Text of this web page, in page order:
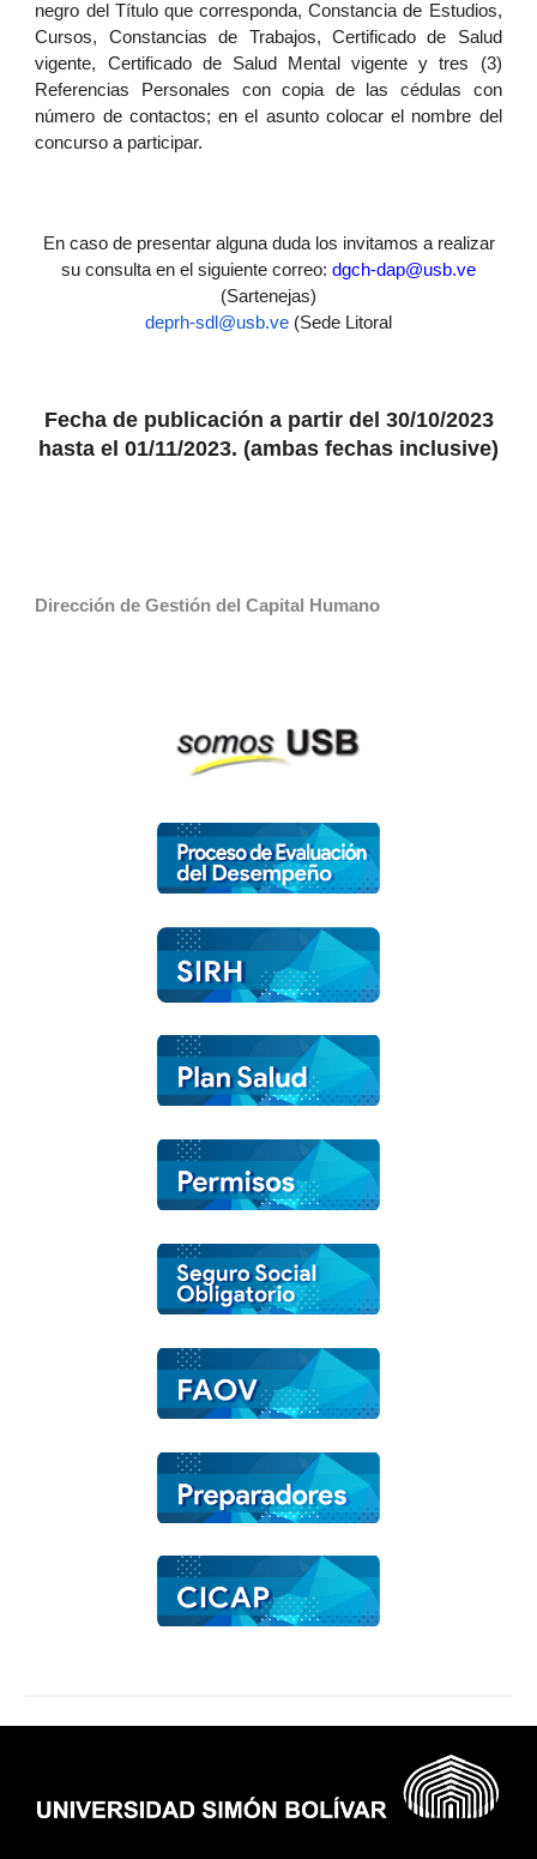
negro del Título que corresponda, Constancia de Estudios,
Cursos, Constancias de Trabajos, Certificado de Salud
vigente, Certificado de Salud Mental vigente y tres (3)
Referencias Personales con copia de las cédulas con
número de contactos; en el asunto colocar el nombre del
concurso a participar.
En caso de presentar alguna duda los invitamos a realizar
su consulta en el siguiente correo: dgch-dap@usb.ve
(Sartenejas)
deprh-sdl@usb.ve (Sede Litoral
Fecha de publicación a partir del 30/10/2023
hasta el 01/11/2023. (ambas fechas inclusive)
Dirección de Gestión del Capital Humano